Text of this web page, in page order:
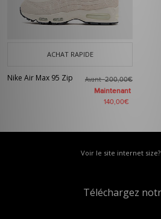
ACHAT RAPIDE
Nike Air Max 95 Zip Avant200,00€
Maintenant
140,00€
Voir le site internet
Téléchargez